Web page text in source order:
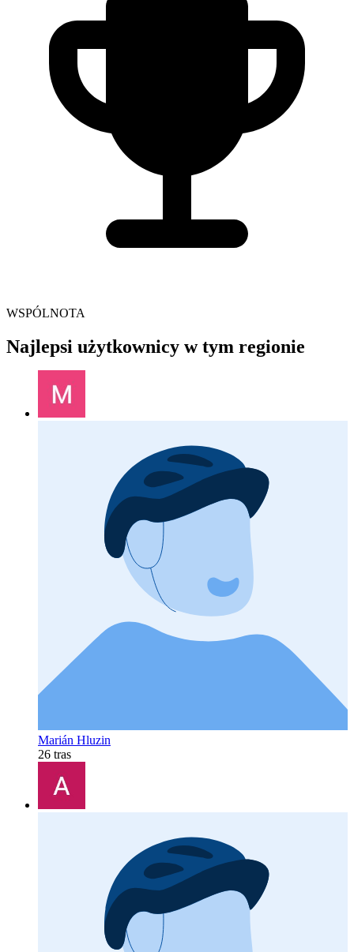
WSPÓLNOTA
Najlepsi użytkownicy w tym regionie
Marián Hluzin
26 tras